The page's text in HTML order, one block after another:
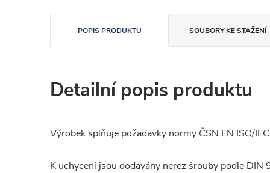
POPIS PRODUKTU SOUBORY KE STAŽENÍ
Detailní popis produktu
Výrobek splňuje požadavky normy ČSN EN ISO/
K uchycení jsou dodávány nerez šrouby podle